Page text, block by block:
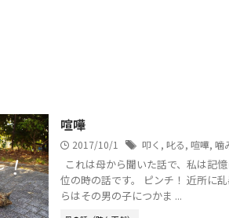
喧嘩
2017/10/1 叩く , 叱る, 喧嘩, 噛
これは母から聞いた話で、私は記
位の時の話です。 ピンチ！ 近所に
らはその男の子につかま ...